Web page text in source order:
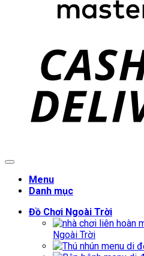
Menu
Danh mục
Đồ Chơi Ngoài Trời
Ngoài Trời